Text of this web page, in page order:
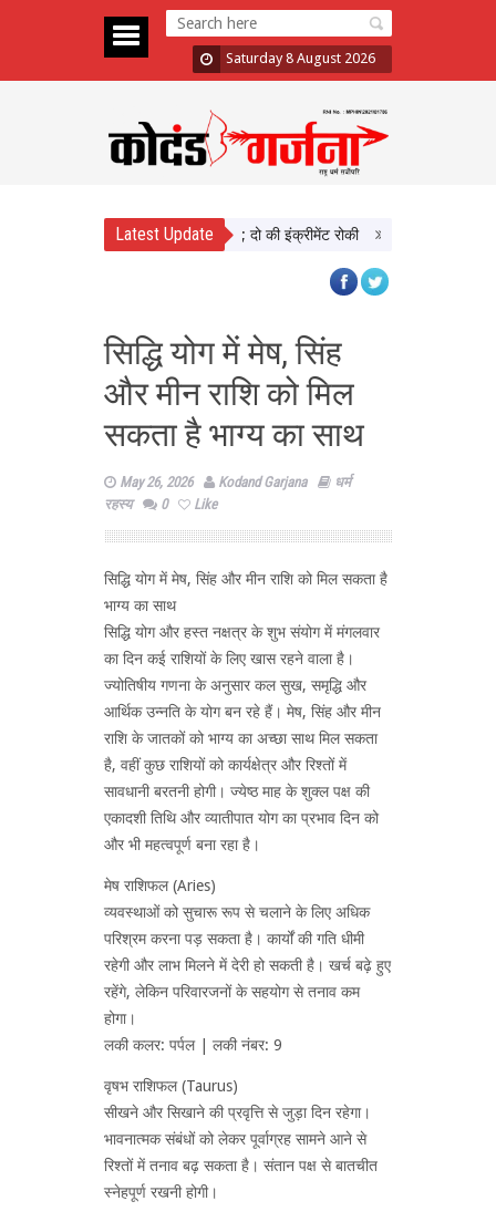
Saturday 8 August 2026
Latest Update
दिखाई सख्ती, 3 अधिकारी निलंबित; दो की इंक्रीमेंट रोकी पंजाब चुनाव से पहले PM
सिद्धि योग में मेष, सिंह
और मीन राशि को मिल
सकता है भाग्य का साथ
May 26, 2026 Kodand Garjana
धर्म
रहस्य
0 Like
सिद्धि योग में मेष, सिंह और मीन राशि को मिल सकता है
भाग्य का साथ
सिद्धि योग और हस्त नक्षत्र के शुभ संयोग में मंगलवार
का दिन कई राशियों के लिए खास रहने वाला है।
ज्योतिषीय गणना के अनुसार कल सुख, समृद्धि और
आर्थिक उन्नति के योग बन रहे हैं। मेष, सिंह और मीन
राशि के जातकों को भाग्य का अच्छा साथ मिल सकता
है, वहीं कुछ राशियों को कार्यक्षेत्र और रिश्तों में
सावधानी बरतनी होगी। ज्येष्ठ माह के शुक्ल पक्ष की
एकादशी तिथि और व्यातीपात योग का प्रभाव दिन को
और भी महत्वपूर्ण बना रहा है।
मेष राशिफल (Aries)
व्यवस्थाओं को सुचारू रूप से चलाने के लिए अधिक
परिश्रम करना पड़ सकता है। कार्यों की गति धीमी
रहेगी और लाभ मिलने में देरी हो सकती है। खर्च बढ़े हुए
रहेंगे, लेकिन परिवारजनों के सहयोग से तनाव कम
होगा।
लकी कलर: पर्पल | लकी नंबर: 9
वृषभ राशिफल (Taurus)
सीखने और सिखाने की प्रवृत्ति से जुड़ा दिन रहेगा।
भावनात्मक संबंधों को लेकर पूर्वाग्रह सामने आने से
रिश्तों में तनाव बढ़ सकता है। संतान पक्ष से बातचीत
स्नेहपूर्ण रखनी होगी।